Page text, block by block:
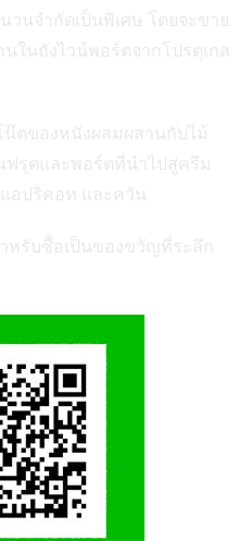
นจำกัดเป็นพิเศษ โดยจะขาย
ในถังไวน์พอร์ตจากโปรตุเกส
ตของหนังผสมผสานกับไม้
ฟรุตและพอร์ตที่นำไปสู่ครีม
อปริคอท และควัน
หรับซื้อเป็นของขวัญที่ระลึก